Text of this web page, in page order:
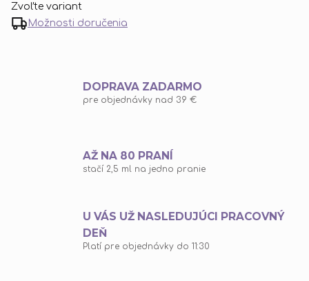
Zvoľte variant
Možnosti doručenia
DOPRAVA ZADARMO
pre objednávky nad 39 €
AŽ NA 80 PRANÍ
stačí 2,5 ml na jedno pranie
U VÁS UŽ NASLEDUJÚCI PRACOVNÝ
DEŇ
Platí pre objednávky do 11:30